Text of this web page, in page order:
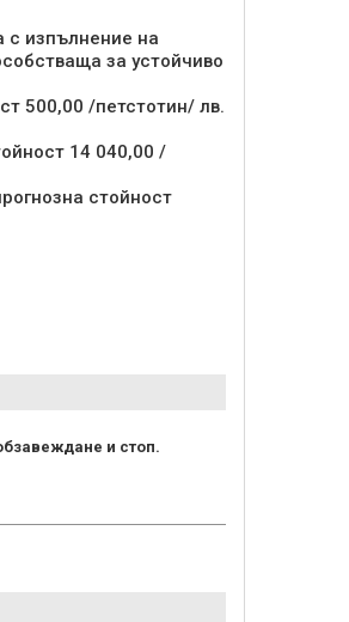
с изпълнение на
за устойчиво
500,00 /петстотин/ лв.
14 040,00 /
стойност
и стоп.